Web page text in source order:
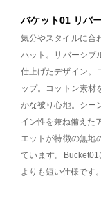
バケット01 リバ
気分やスタイルに合
ハット。リバーシブ
仕上げたデザイン。
ップ。コットン素材
かな被り心地。シー
イン性を兼ね備えた
エットが特徴の無地
ています。
よりも短い仕様です。